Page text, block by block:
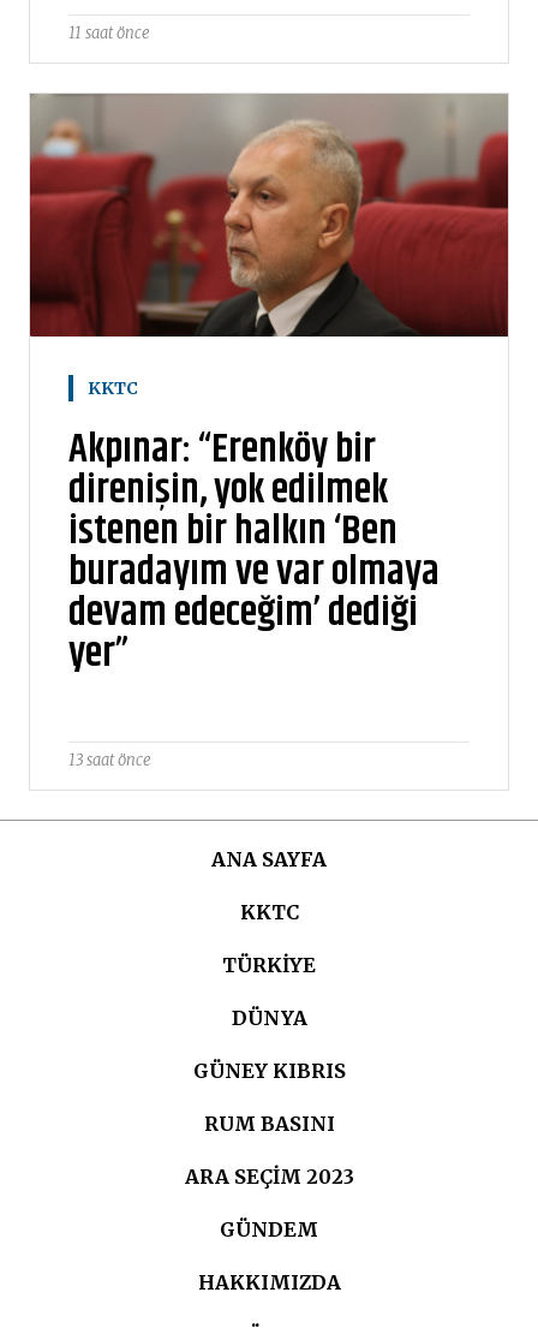
11 saat önce
KKTC
Akpınar: “Erenköy bir
direnişin, yok edilmek
istenen bir halkın ‘Ben
buradayım ve var olmaya
devam edeceğim’ dediği
yer”
13 saat önce
ANA SAYFA
KKTC
TÜRKIYE
DÜNYA
GÜNEY KIBRIS
RUM BASINI
ARA SEÇIM 2023
GÜNDEM
HAKKIMIZDA